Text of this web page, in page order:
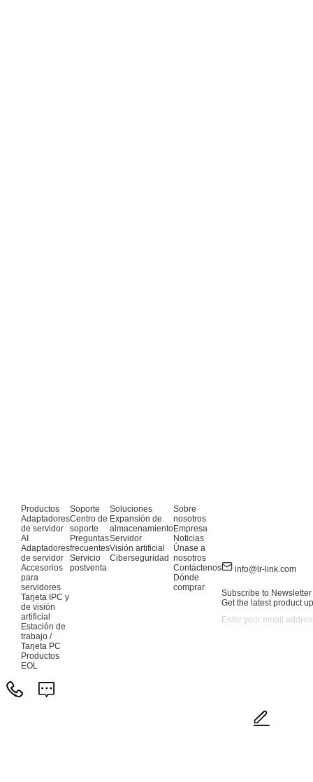
Productos
Adaptadores
de servidor
AI
Adaptadores
de servidor
Accesorios
para
servidores
Tarjeta IPC y
de visión
artificial
Estación de
trabajo /
Tarjeta PC
Productos
EOL
Soporte
Centro de
soporte
Preguntas
frecuentes
Servicio
postventa
Soluciones
Expansión de
almacenamiento
Servidor
Visión artificial
Ciberseguridad
Sobre
nosotros
Empresa
Noticias
Únase a
nosotros
Contáctenos
Dónde
comprar
info@lr-link.com
Subscribe to Newsletter
Get the latest product